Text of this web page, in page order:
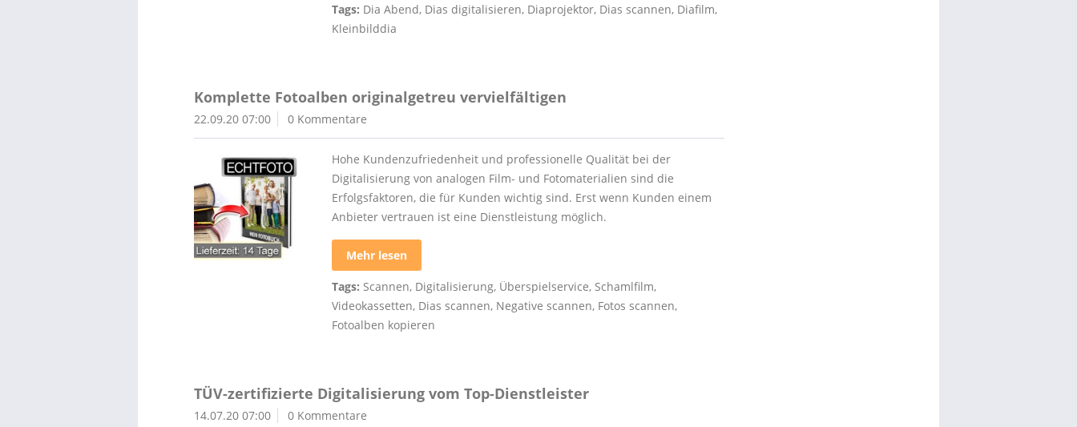
Tags: Dia Abend, Dias digitalisieren, Diaprojektor, Dias scannen, Diafilm,
Kleinbilddia
Komplette Fotoalben originalgetreu vervielfältigen
22.09.20 07:00 0 Kommentare
Hohe Kundenzufriedenheit und professionelle Qualität bei der
Digitalisierung von analogen Film- und Fotomaterialien sind die
Erfolgsfaktoren, die für Kunden wichtig sind. Erst wenn Kunden einem
Anbieter vertrauen ist eine Dienstleistung möglich.
Mehr lesen
Tags: Scannen, Digitalisierung, Überspielservice, Schamlfilm,
Videokassetten, Dias scannen, Negative scannen, Fotos scannen,
Fotoalben kopieren
TÜV-zertifizierte Digitalisierung vom Top-Dienstleister
14.07.20 07:00 0 Kommentare